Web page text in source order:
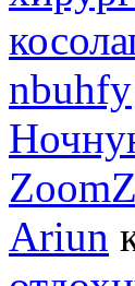
nbuhfy
Ariun